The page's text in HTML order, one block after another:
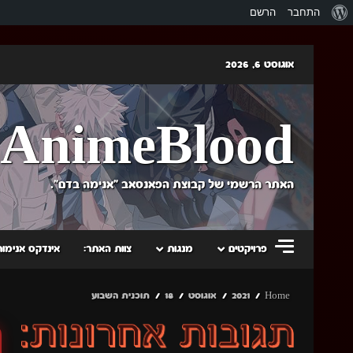
אודות
התחבר הרשם
content
אוגוסט 6, 2026
AnimeBlood
האתר הרשמי של קבוצת הפאנסאב "אנימה בדם".
פרויקטים מנגות צוות האתר: אינדקס
Home
2021 אוגוסט 18 תוכנית השבוע